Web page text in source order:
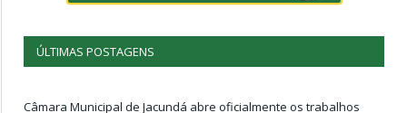
ÚLTIMAS POSTAGENS
Câmara Municipal de Jacundá abre oficialmente os trabalhos